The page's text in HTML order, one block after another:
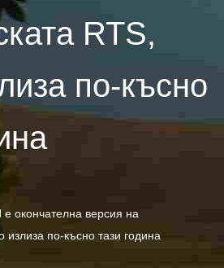
RTS,
по-късно
окончателна версия на
излиза по-късно тази година